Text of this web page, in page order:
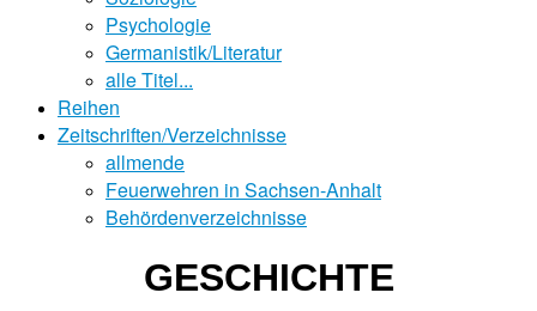
Psychologie
Germanistik/Literatur
alle Titel...
Reihen
Zeitschriften/Verzeichnisse
allmende
Feuerwehren in Sachsen-Anhalt
Behördenverzeichnisse
GESCHICHTE